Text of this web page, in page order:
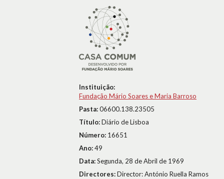
Instituição:
Fundação Mário Soares e Maria Barroso
Pasta:06600.138.23505
Título:Diário de Lisboa
Número: 16651
Ano:49
Data:Segunda, 28 de Abril de 1969
Directores:Director: António Ruella Ramos